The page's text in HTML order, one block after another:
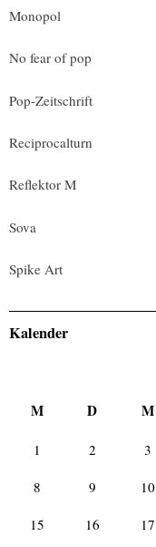
Monopol
No fear of pop
Pop-Zeitschrift
Reciprocalturn
Reflektor M
Sova
Spike Art
Kalender
M D M
1 2 3
8 9 10
15 16 17